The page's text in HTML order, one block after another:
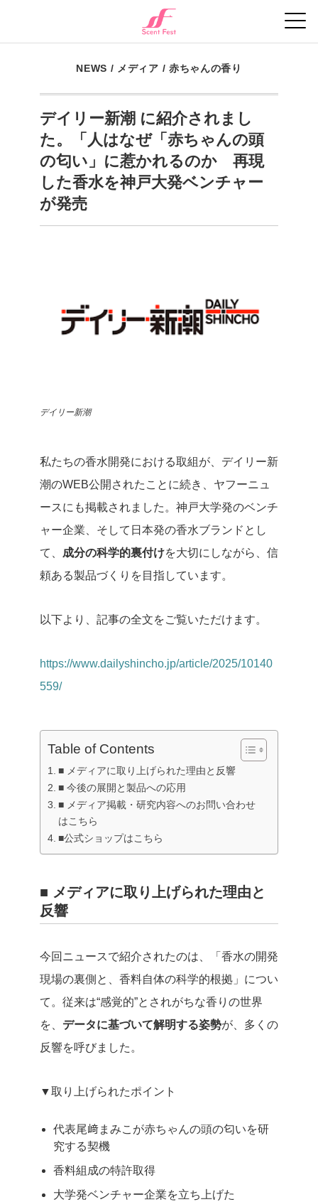
NEWS / メディア / 赤ちゃんの香り
デイリー新潮 に紹介されまし
た。「人はなぜ「赤ちゃんの頭
の匂い」に惹かれるのか 再現
した香水を神戸大発ベンチャー
が発売
デイリー新潮
私たちの香水開発における取組が、デイリー新
潮のWEB公開されたことに続き、ヤフーニュ
ースにも掲載されました。 神戸大学発のベンチ
ャー企業、そして日本発の香水ブランドとし
て、 成分の科学的裏付けを大切にしながら、信
頼ある製品づくりを目指しています。
以下より、記事の全文をご覧いただけます。
https://www.dailyshincho.jp/article/2025/10140
559/
Table of Contents
■ メディアに取り上げられた理由と反響
■ 今後の展開と製品への応用
■ メディア掲載・研究内容へのお問い合わせ
はこちら
■公式ショップはこちら
■ メディアに取り上げられた理由と
反響
今回ニュースで紹介されたのは、「香水の開発
現場の裏側と、香料自体の科学的根拠」につい
て。 従来は“感覚的”とされがちな香りの世界
を、 データに基づいて解明する姿勢が、多くの
反響を呼びました。
▼取り上げられたポイント
代表尾﨑まみこが赤ちゃんの頭の匂いを研
究する契機
香料組成の特許取得
大学発ベンチャー企業を立ち上げた